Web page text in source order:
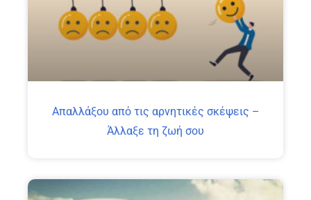
Απαλλάξου από τις αρνητικές σκέψεις –
Άλλαξε τη ζωή σου